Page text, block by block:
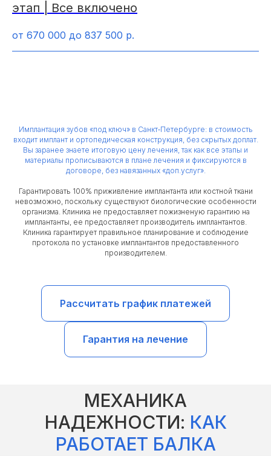
этап | Все включено
от 670 000 до 837 500 р.
Имплантация зубов «под ключ» в Санкт‑Петербурге: в стоимость
входит имплант и ортопедическая конструкция, без скрытых доплат.
Вы заранее знаете итоговую цену лечения, так как все этапы и
материалы прописываются в плане лечения и фиксируются в
договоре, без навязанных «доп.услуг».
Гарантировать 100% приживление имплантанта или костной ткани
невозможно, поскольку существуют биологические особенности
организма. Клиника не предоставляет пожизненую гарантию на
имплантанты, ее предоставляет производитель имплантантов.
Клиника гарантирует правильное планирование и соблюдение
протокола по установке имплантантов предоставленного
производителем.
Рассчитать график платежей
Гарантия на лечение
МЕХАНИКА
НАДЕЖНОСТИ: КАК
РАБОТАЕТ БАЛКА